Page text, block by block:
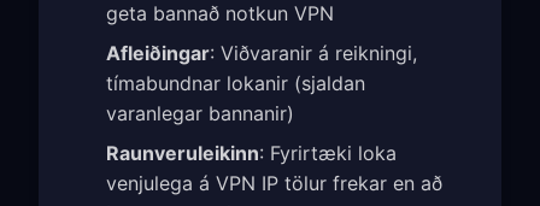
geta bannað notkun VPN
Afleiðingar: Viðvaranir á reikningi,
tímabundnar lokanir (sjaldan
varanlegar bannanir)
Raunveruleikinn: Fyrirtæki loka
venjulega á VPN IP tölur frekar en að